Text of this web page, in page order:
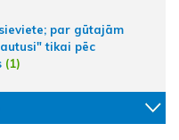
par gūtajām
tikai pēc
(1)